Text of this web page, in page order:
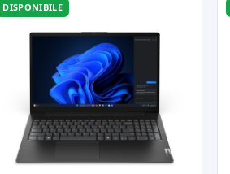
DISPONIBILE